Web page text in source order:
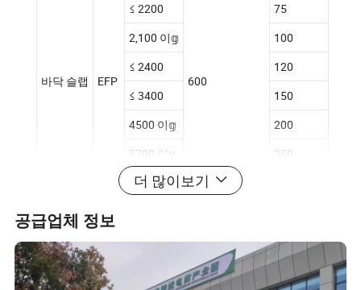
바닥 슬랩 EFP 600
≤ 2200
75
2,100 이𝕘
100
≤ 2400
120
≤ 3400
150
4500 이𝕘
200
5700 이𝕘
250
≤ 6000
외부 패널 네
≤ 3300
75
100
더 많이보기
공급업체 정보